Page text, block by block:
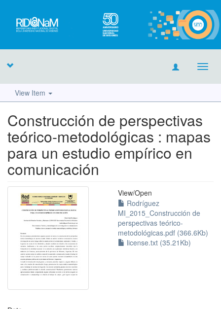
View Item
Construcción de perspectivas
teórico-metodológicas : mapas
para un estudio empírico en
comunicación
View/Open
Rodríguez
MI_2015_Construcción de
perspectivas teórico-
metodológicas.pdf (366.6Kb)
license.txt (35.21Kb)